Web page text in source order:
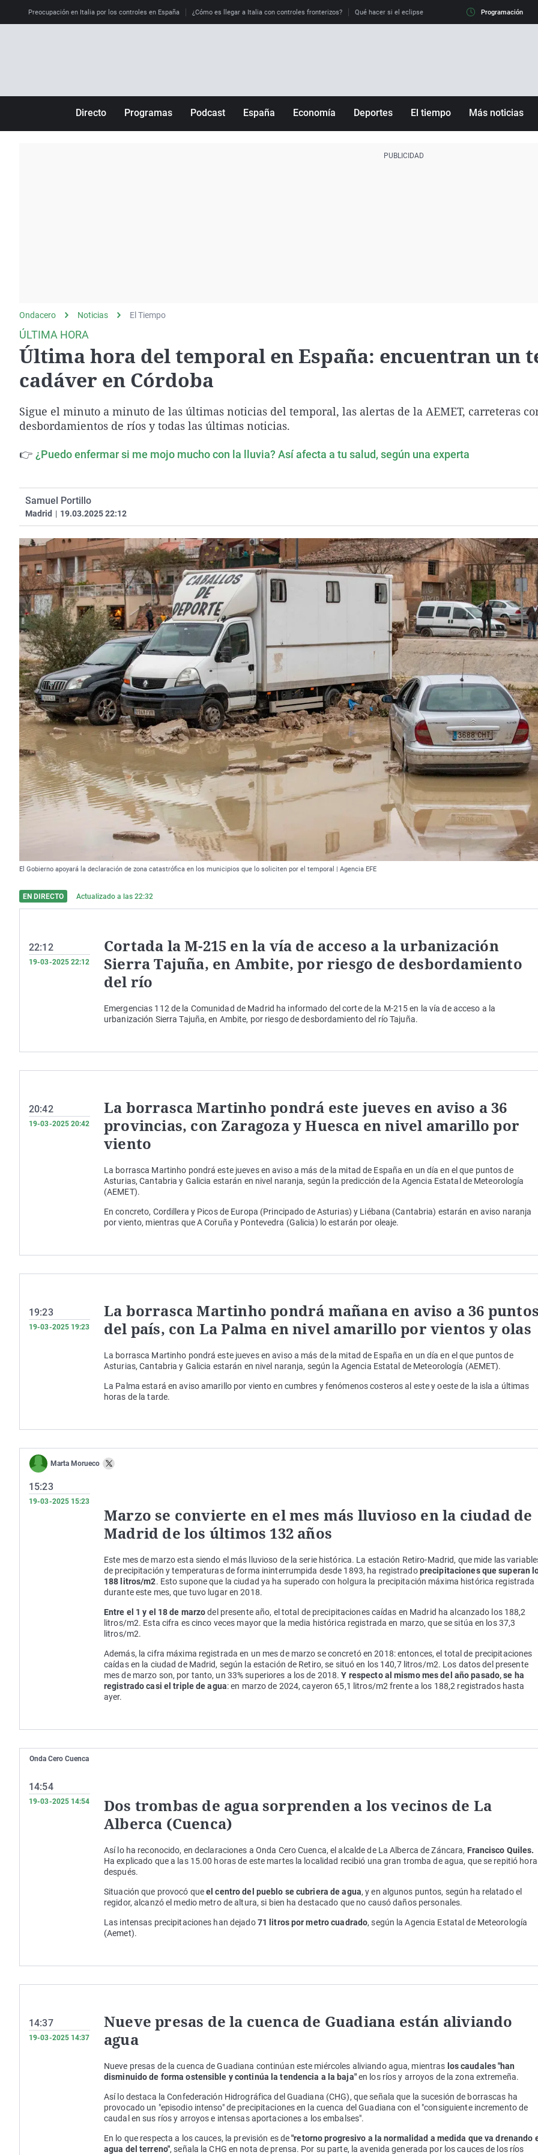
Preocupación en Italia por los controles en España ¿Cómo es llegar a Italia con controles fronterizos? Qué hacer si el eclipse me pilla conduciendo Qué tiempo
Programación
Directo Programas
Como el perro y el
Podcast
Equipo de investigación
Negra
España
País Vasco
Economía Deportes El tiempo Más noticias
Ondacero Noticias El Tiempo
ÚLTIMA HORA
Última hora del temporal en España: encuentran un
cadáver en Córdoba
Sigue el minuto a minuto de las últimas noticias del temporal, las alertas de la AEMET, carreteras
desbordamientos de ríos y todas las últimas noticias.
👉 ¿Puedo enfermar si me mojo mucho con la lluvia? Así afecta a tu salud, según una experta
Samuel Portillo
Madrid | 19.03.2025 22:12
El Gobierno apoyará la declaración de zona catastrófica en los municipios que lo soliciten por el temporal | Agencia EFE
EN DIRECTO Actualizado a las 22:32
22:12
19-03-2025 22:12
Cortada la M-215 en la vía de acceso a la urbanización
Sierra Tajuña, en Ambite, por riesgo de desbordamiento
del río
Emergencias 112 de la Comunidad de Madrid ha informado del corte de la M-215 en la vía de acceso a la
urbanización Sierra Tajuña, en Ambite, por riesgo de desbordamiento del río Tajuña.
20:42
19-03-2025 20:42
La borrasca Martinho pondrá este jueves en aviso a 36
provincias, con Zaragoza y Huesca en nivel amarillo por
viento
La borrasca Martinho pondrá este jueves en aviso a más de la mitad de España en un día en el que puntos de
Asturias, Cantabria y Galicia estarán en nivel naranja, según la predicción de la Agencia Estatal de Meteorología
(AEMET).
En concreto, Cordillera y Picos de Europa (Principado de Asturias) y Liébana (Cantabria) estarán en aviso naranja
por viento, mientras que A Coruña y Pontevedra (Galicia) lo estarán por oleaje.
19:23
19-03-2025 19:23
La borrasca Martinho pondrá mañana en aviso a 36
del país, con La Palma en nivel amarillo por vientos y olas
La borrasca Martinho pondrá este jueves en aviso a más de la mitad de España en un día en el que puntos de
Asturias, Cantabria y Galicia estarán en nivel naranja, según la Agencia Estatal de Meteorología (AEMET).
La Palma estará en aviso amarillo por viento en cumbres y fenómenos costeros al este y oeste de la isla a últimas
horas de la tarde.
15:23
19-03-2025 15:23
Marta Morueco
Marzo se convierte en el mes más lluvioso en la ciudad de
Madrid de los últimos 132 años
Este mes de marzo esta siendo el más lluvioso de la serie histórica. La estación Retiro-Madrid, que mide las
de precipitación y temperaturas de forma ininterrumpida desde 1893, ha registradoprecipitaciones que superan
188 litros/m2. Esto supone que la ciudad ya ha superado con holgura la precipitación máxima histórica registrada
durante este mes, que tuvo lugar en 2018.
Entre el 1 y el 18 de marzodel presente año, el total de precipitaciones caídas en Madrid ha alcanzado los 188,2
litros/m2. Esta cifra es cinco veces mayor que la media histórica registrada en marzo, que se sitúa en los 37,3
litros/m2.
Además, la cifra máxima registrada en un mes de marzo se concretó en 2018: entonces, el total de precipitaciones
caídas en la ciudad de Madrid, según la estación de Retiro, se situó en los 140,7 litros/m2. Los datos del presente
mes de marzo son, por tanto, un 33% superiores a los de 2018. Y respecto al mismo mes del año pasado, se ha
registrado casi el triple de agua: en marzo de 2024, cayeron 65,1 litros/m2 frente a los 188,2 registrados hasta
ayer.
14:54
19-03-2025 14:54
Onda Cero Cuenca
Dos trombas de agua sorprenden a los vecinos de La
Alberca (Cuenca)
Así lo ha reconocido, en declaraciones a Onda Cero Cuenca, el alcalde de La Alberca de Záncara, Francisco Quiles.
Ha explicado que a las 15.00 horas de este martes la localidad recibió una gran tromba de agua, que se repitió
después.
Situación que provocó queel centro del pueblo se cubriera de agua, y en algunos puntos, según ha relatado el
regidor, alcanzó el medio metro de altura, si bien ha destacado que no causó daños personales.
Las intensas precipitaciones han dejado71 litros por metro cuadrado, según la Agencia Estatal de Meteorología
(Aemet).
14:37
19-03-2025 14:37
Nueve presas de la cuenca de Guadiana están aliviando
agua
Nueve presas de la cuenca de Guadiana continúan este miércoles aliviando agua, mientras los caudales "han
disminuido de forma ostensible y continúa la tendencia a la baja"en los ríos y arroyos de la zona extremeña.
Así lo destaca la Confederación Hidrográfica del Guadiana (CHG), que señala que la sucesión de borrascas ha
provocado un "episodio intenso" de precipitaciones en la cuenca del Guadiana con el "consiguiente incremento de
caudal en sus ríos y arroyos e intensas aportaciones a los embalses".
En lo que respecta a los cauces, la previsión es de"retorno progresivo a la normalidad a medida que va drenando
agua del terreno", señala la CHG en nota de prensa. Por su parte, la avenida generada por los cauces de los ríos